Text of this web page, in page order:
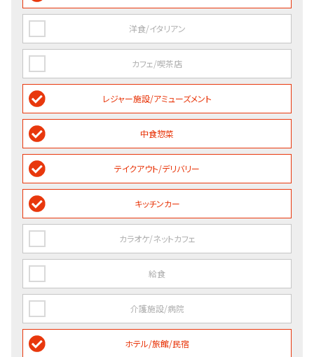
洋食/イタリアン
カフェ/喫茶店
レジャー施設/アミューズメント
中食惣菜
テイクアウト/デリバリー
キッチンカー
カラオケ/ネットカフェ
給食
介護施設/病院
ホテル/旅館/民宿